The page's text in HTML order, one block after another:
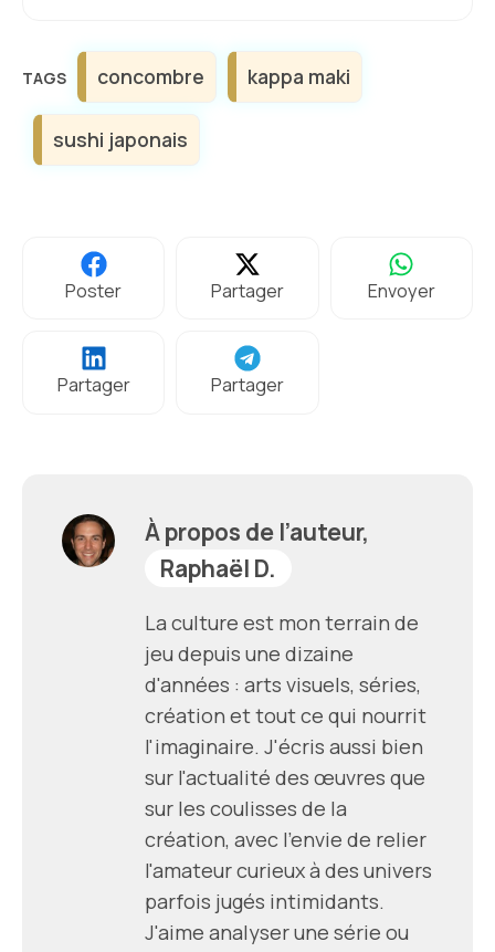
Étiquettes
concombre kappa maki
sushi japonais
Poster Partager Envoyer
Partager Partager
À propos de l’auteur,
Raphaël D.
La culture est mon terrain de
jeu depuis une dizaine
d'années : arts visuels, séries,
création et tout ce qui nourrit
l'imaginaire. J'écris aussi bien
sur l'actualité des œuvres que
sur les coulisses de la
création, avec l'envie de relier
l'amateur curieux à des univers
parfois jugés intimidants.
J'aime analyser une série ou